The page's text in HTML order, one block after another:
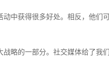
获得很多好处。相反，他们
的一部分。社交媒体给了我